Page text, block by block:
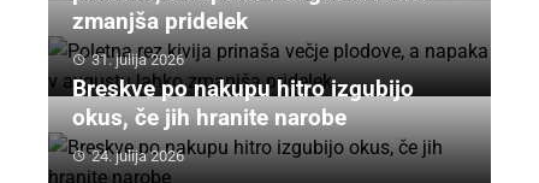
zmanjša pridelek
31. julija 2026
Breskve po nakupu hitro izgubijo
okus, če jih hranite narobe
24. julija 2026